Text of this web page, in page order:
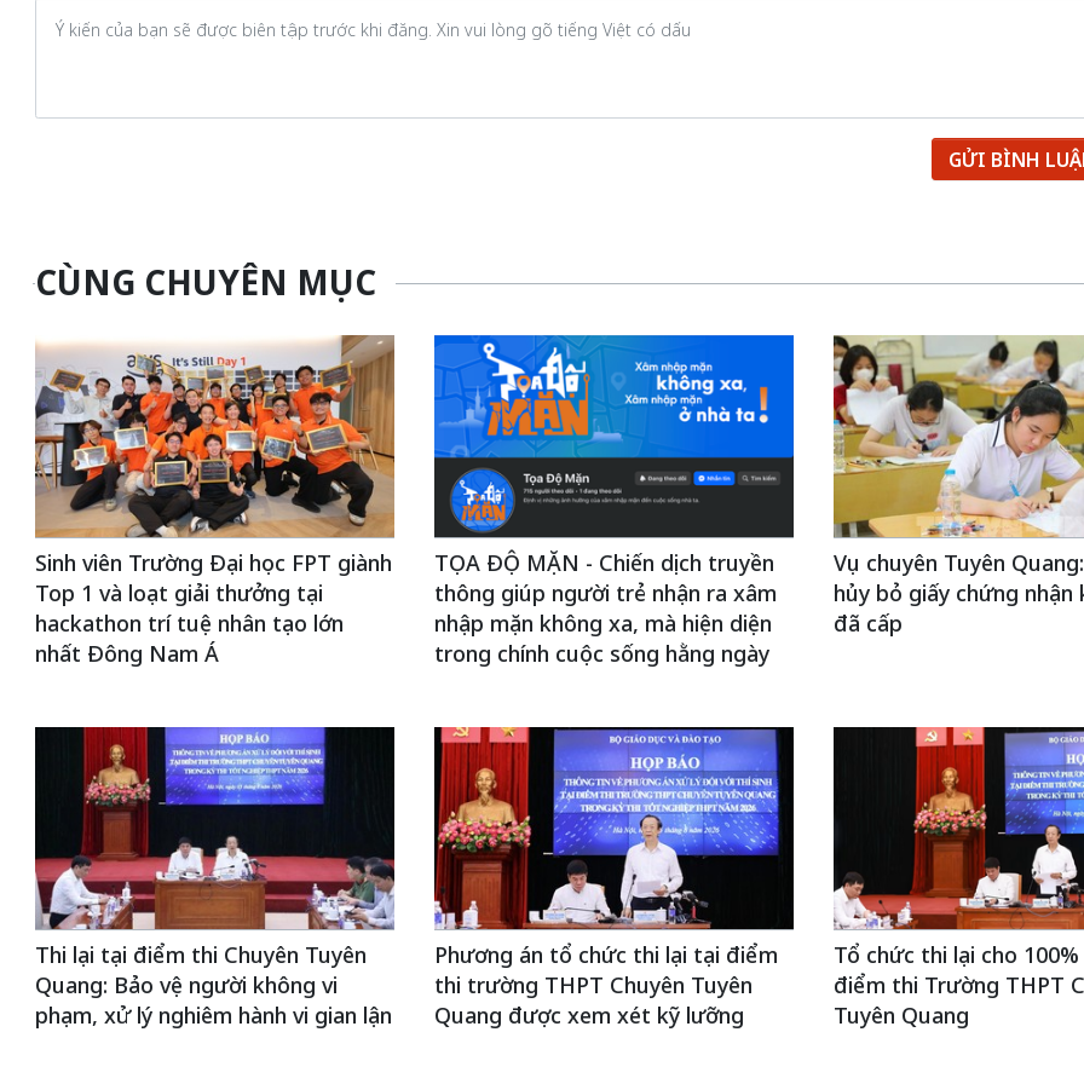
GỬI BÌNH
CÙNG CHUYÊN MỤC
Sinh viên Trường Đại học FPT giành
Top 1 và loạt giải thưởng tại
hackathon trí tuệ nhân tạo lớn
nhất Đông Nam Á
TỌA ĐỘ MẶN - Chiến dịch truyền
thông giúp người trẻ nhận ra xâm
nhập mặn không xa, mà hiện diện
trong chính cuộc sống hằng ngày
Vụ chuyên Tuyên
hủy bỏ giấy chứng
đã cấp
Thi lại tại điểm thi Chuyên Tuyên
Quang: Bảo vệ người không vi
phạm, xử lý nghiêm hành vi gian lận
Phương án tổ chức thi lại tại điểm
thi trường THPT Chuyên Tuyên
Quang được xem xét kỹ lưỡng
Tổ chức thi lại cho
điểm thi Trường THPT
Tuyên Quang